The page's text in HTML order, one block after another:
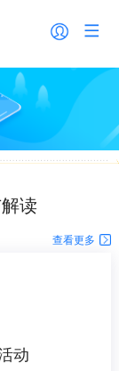
读
查看更多
动